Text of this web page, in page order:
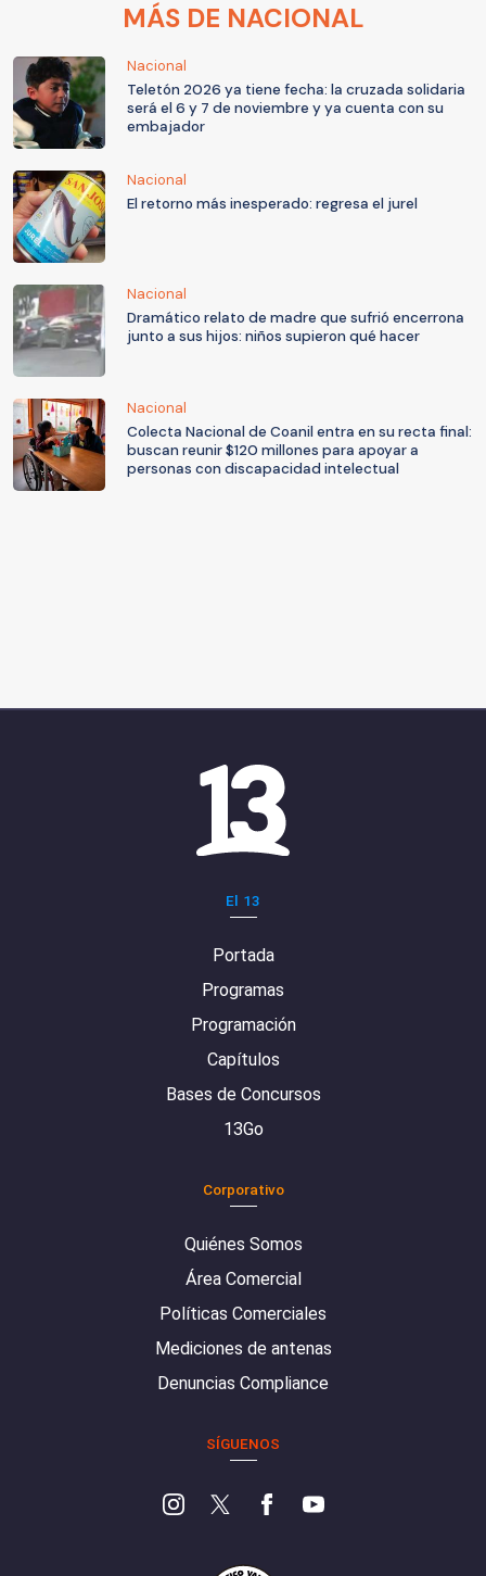
MÁS DE NACIONAL
Nacional
Teletón 2026 ya tiene fecha: la cruzada solidaria
será el 6 y 7 de noviembre y ya cuenta con su
embajador
Nacional
El retorno más inesperado: regresa el jurel
Nacional
Dramático relato de madre que sufrió encerrona
junto a sus hijos: niños supieron qué hacer
Nacional
Colecta Nacional de Coanil entra en su recta final:
buscan reunir $120 millones para apoyar a
personas con discapacidad intelectual
El 13
Portada
Programas
Programación
Capítulos
Bases de Concursos
13Go
Corporativo
Quiénes Somos
Área Comercial
Políticas Comerciales
Mediciones de antenas
Denuncias Compliance
SÍGUENOS